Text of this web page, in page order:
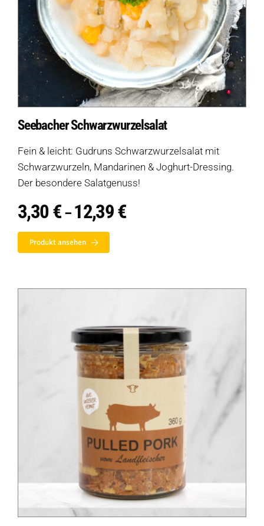
Seebacher Schwarzwurzelsalat
Fein & leicht: Gudruns Schwarzwurzelsalat mit
Schwarzwurzeln, Mandarinen & Joghurt-Dressing.
Der besondere Salatgenuss!
3,30€ – 12,39€Preisspanne:
3,30 €
Produkt ansehen